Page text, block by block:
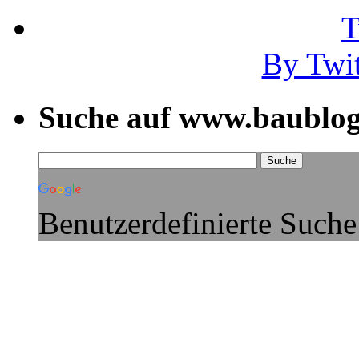
By
Suche auf
Benutzerdefinierte Suche